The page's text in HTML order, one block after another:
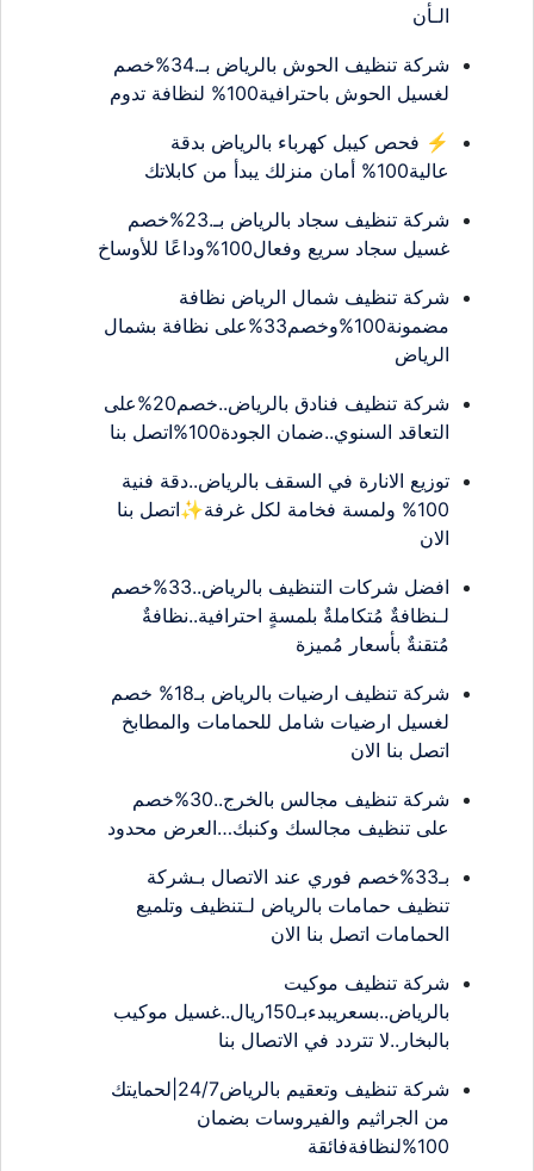
الـأن
شركة تنظيف الحوش بالرياض بـ.34%خصم
لغسيل الحوش باحترافية100% لنظافة تدوم
⚡ فحص كيبل كهرباء بالرياض بدقة
عالية100% أمان منزلك يبدأ من كابلاتك
شركة تنظيف سجاد بالرياض بـ.23%خصم
غسيل سجاد سريع وفعال100%وداعًا للأوساخ
شركة تنظيف شمال الرياض نظافة
مضمونة100%وخصم33%على نظافة بشمال
الرياض
شركة تنظيف فنادق بالرياض..خصم20%على
التعاقد السنوي..ضمان الجودة100%اتصل بنا
توزيع الانارة في السقف بالرياض..دقة فنية
100% ولمسة فخامة لكل غرفة✨اتصل بنا
الان
افضل شركات التنظيف بالرياض..33%خصم
لـنظافةٌ مُتكاملةٌ بلمسةٍ احترافية..نظافةٌ
مُتقنةٌ بأسعار مُميزة
شركة تنظيف ارضيات بالرياض بـ18% خصم
لغسيل ارضيات شامل للحمامات والمطابخ
اتصل بنا الان
شركة تنظيف مجالس بالخرج..30%خصم
على تنظيف مجالسك وكنبك…العرض محدود
بـ33%خصم فوري عند الاتصال بـشركة
تنظيف حمامات بالرياض لـتنظيف وتلميع
الحمامات اتصل بنا الان
شركة تنظيف موكيت
بالرياض..بسعريبدءبـ150ريال..غسيل موكيب
بالبخار..لا تتردد في الاتصال بنا
شركة تنظيف وتعقيم بالرياض24/7|لحمايتك
من الجراثيم والفيروسات بضمان
100%لنظافةفائقة